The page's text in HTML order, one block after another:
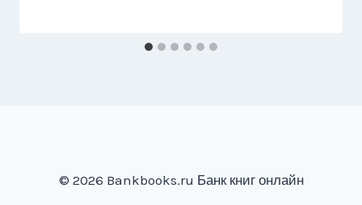
© 2026 Bankbooks.ru Банк книг онлайн